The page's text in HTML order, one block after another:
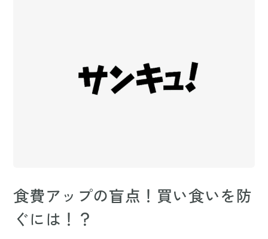
食費アップの盲点！買い食いを防
ぐには！？